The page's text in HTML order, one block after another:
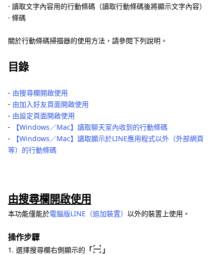
⋅ 讀取文字內容用的行動條碼（讀取行動條碼後將顯示文字內容）
⋅ 條碼
關於行動條碼掃描器的使用方法，請參閱下列說明。
目錄
- 由搜尋欄開啟使用
- 由加入好友頁面開啟使用
- 由設定頁面開啟使用
-
【Windows／Mac】讀取聊天室內收到的行動條碼
-
【Windows／Mac】讀取顯示於LINE應用程式以外（外部網頁
等）的行動條碼
由搜尋欄開啟使用
本功能僅能於電腦版LINE（追加裝置） 以外的裝置上使用。
操作步驟
1. 選擇搜尋欄右側顯示的 「
」